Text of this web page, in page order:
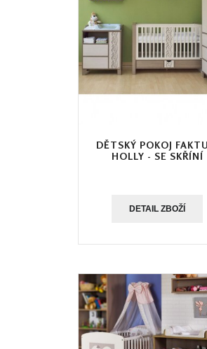
DĚTSKÝ POKOJ
HOLLY - SE SKŘÍNÍ
DETAIL ZBOŽÍ